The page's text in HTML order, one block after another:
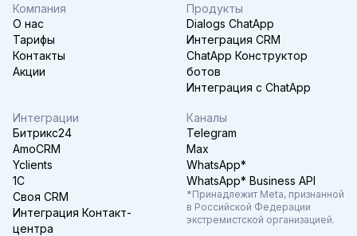
Компания
О нас
Тарифы
Контакты
Акции
Продукты
Dialogs ChatApp
Интеграция CRM
ChatApp Конструктор
ботов
Интеграция с ChatApp
Интеграции
Битрикс24
AmoCRM
Yclients
1C
Своя CRM
Интеграция Контакт-
центра
Каналы
Telegram
Max
WhatsApp*
WhatsApp* Business API
*Принадлежит Meta, признанной
в Российской Федерации
экстремистской организацией.